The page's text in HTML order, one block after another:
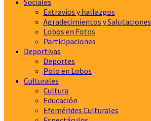
Sociales
Extravíos y hallazgos
Agradecimientos y Salutaciones
Lobos en Fotos
Participaciones
Deportivas
Deportes
Polo en Lobos
Culturales
Cultura
Educación
Efemérides Culturales